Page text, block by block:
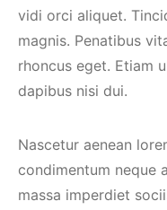
vidi orci aliquet.
magnis. Penatibus
rhoncus eget. Etiam
dapibus nisi dui.
Nascetur aenean
condimentum neque
massa imperdiet